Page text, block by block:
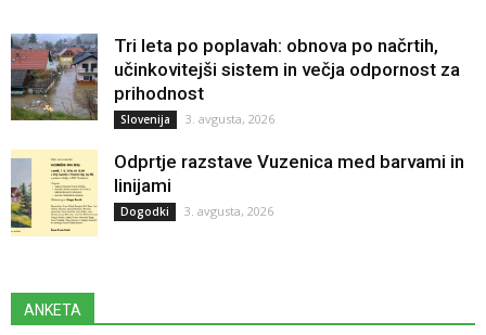
Tri leta po poplavah: obnova po načrtih,
učinkovitejši sistem in večja odpornost za
prihodnost
Slovenija 3. avgusta, 2026
Odprtje razstave Vuzenica med barvami in
linijami
Dogodki 3. avgusta, 2026
ANKETA